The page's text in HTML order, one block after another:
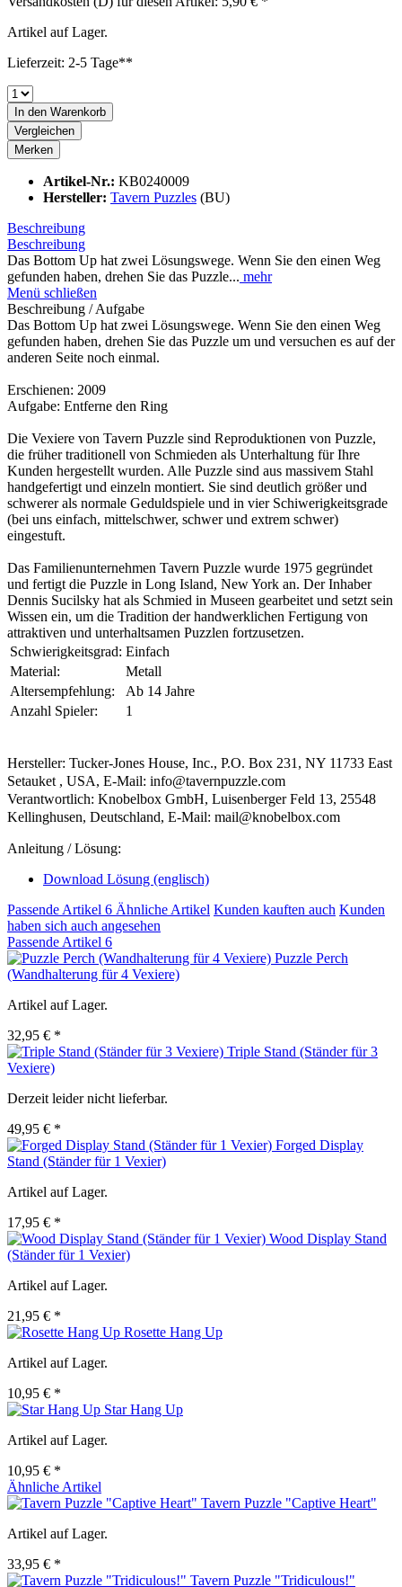
Artikel auf Lager.
Lieferzeit: 2-5 Tage**
In den Warenkorb
Vergleichen
Merken
Artikel-Nr.: KB0240009
Hersteller: Tavern Puzzles (BU)
Beschreibung
Beschreibung
Das Bottom Up hat zwei Lösungswege. Wenn Sie den einen Weg
gefunden haben, drehen Sie das Puzzle... mehr
Menü schließen
Beschreibung / Aufgabe
Das Bottom Up hat zwei Lösungswege. Wenn Sie den einen Weg
gefunden haben, drehen Sie das Puzzle um und versuchen es auf der
anderen Seite noch einmal.
Erschienen: 2009
Aufgabe: Entferne den Ring
Die Vexiere von Tavern Puzzle sind Reproduktionen von Puzzle,
die früher traditionell von Schmieden als Unterhaltung für Ihre
Kunden hergestellt wurden. Alle Puzzle sind aus massivem Stahl
handgefertigt und einzeln montiert. Sie sind deutlich größer und
schwerer als normale Geduldspiele und in vier Schiwerigkeitsgrade
(bei uns einfach, mittelschwer, schwer und extrem schwer)
eingestuft.
Das Familienunternehmen Tavern Puzzle wurde 1975 gegründet
und fertigt die Puzzle in Long Island, New York an. Der Inhaber
Dennis Sucilsky hat als Schmied in Museen gearbeitet und setzt sein
Wissen ein, um die Tradition der handwerklichen Fertigung von
attraktiven und unterhaltsamen Puzzlen fortzusetzen.
Schwierigkeitsgrad: Einfach
Material:
Metall
Altersempfehlung:
Ab 14 Jahre
Anzahl Spieler:
1
Hersteller: Tucker-Jones House, Inc., P.O. Box 231, NY 11733 East
Setauket , USA, E-Mail: info@tavernpuzzle.com
Verantwortlich: Knobelbox GmbH, Luisenberger Feld 13, 25548
Kellinghusen, Deutschland, E-Mail: mail@knobelbox.com
Anleitung / Lösung:
Download Lösung (englisch)
Passende Artikel 6 Ähnliche Artikel Kunden kauften auch Kunden
haben sich auch angesehen
Passende Artikel 6
Puzzle Perch
(Wandhalterung für 4 Vexiere)
Artikel auf Lager.
32,95 € *
Triple Stand (Ständer für 3
Vexiere)
Derzeit leider nicht lieferbar.
49,95 € *
Forged Display
Stand (Ständer für 1 Vexier)
Artikel auf Lager.
17,95 € *
Wood Display Stand
(Ständer für 1 Vexier)
Artikel auf Lager.
21,95 € *
Rosette Hang Up
Artikel auf Lager.
10,95 € *
Star Hang Up
Artikel auf Lager.
10,95 € *
Ähnliche Artikel
Tavern Puzzle "Captive Heart"
Artikel auf Lager.
33,95 € *
Tavern Puzzle "Tridiculous!"